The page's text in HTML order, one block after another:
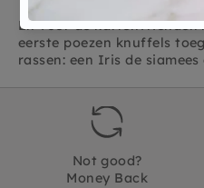
En voor de
eerste poezen knuffels
rassen: een Iris de siamees
Not good?
Money Back